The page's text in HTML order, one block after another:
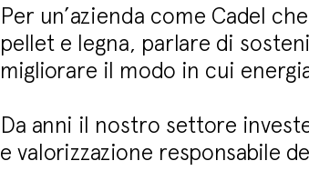
Per un’azienda come Cadel
pellet e legna, parlare di
migliorare il modo in cui
Da anni il nostro settore
e valorizzazione responsabile